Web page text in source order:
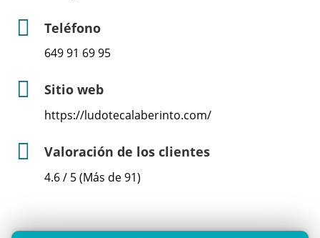
Teléfono
649 91 69 95
Sitio web
https://ludotecalaberinto.com/
Valoración de los clientes
4.6 / 5 (Más de 91)